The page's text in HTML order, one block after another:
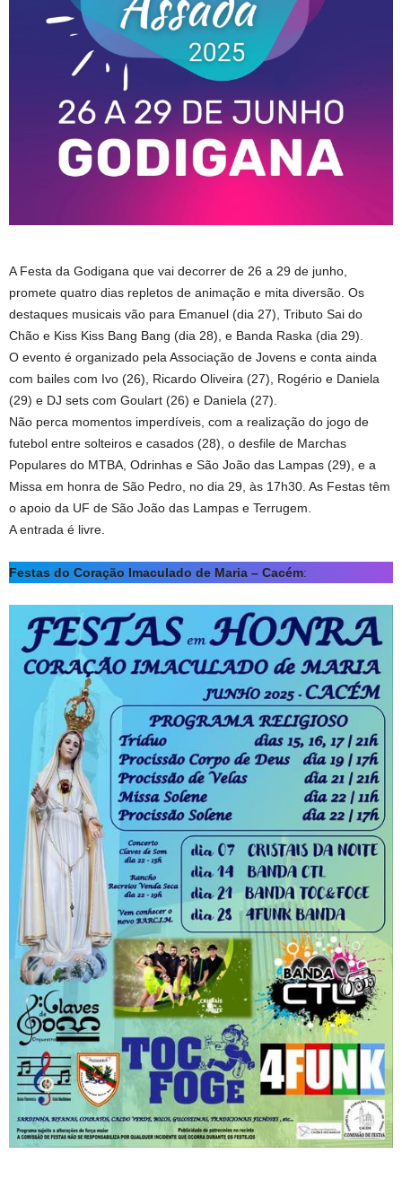
A Festa da Godigana que vai decorrer de 26 a 29 de junho,
promete quatro dias repletos de animação e mita diversão. Os
destaques musicais vão para Emanuel (dia 27), Tributo Sai do
Chão e Kiss Kiss Bang Bang (dia 28), e Banda Raska (dia 29).
O evento é organizado pela Associação de Jovens e conta ainda
com bailes com Ivo (26), Ricardo Oliveira (27), Rogério e Daniela
(29) e DJ sets com Goulart (26) e Daniela (27).
Não perca momentos imperdíveis, com a realização do jogo de
futebol entre solteiros e casados (28), o desfile de Marchas
Populares do MTBA, Odrinhas e São João das Lampas (29), e a
Missa em honra de São Pedro, no dia 29, às 17h30. As Festas têm
o apoio da UF de São João das Lampas e Terrugem.
A entrada é livre.
Festas do Coração Imaculado de Maria – Cacém: